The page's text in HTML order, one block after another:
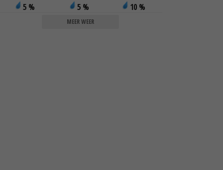
5 %
5 %
10 %
MEER WEER